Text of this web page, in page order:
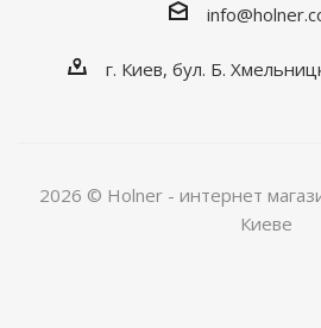
г. Киев, бул. Б.
2026 © Holner - интернет
Киеве